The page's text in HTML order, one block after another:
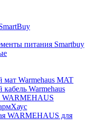
питания Smartbuy
мат Warmehaus MAT
Warmehaus
WARMEHAUS
WARMEHAUS для